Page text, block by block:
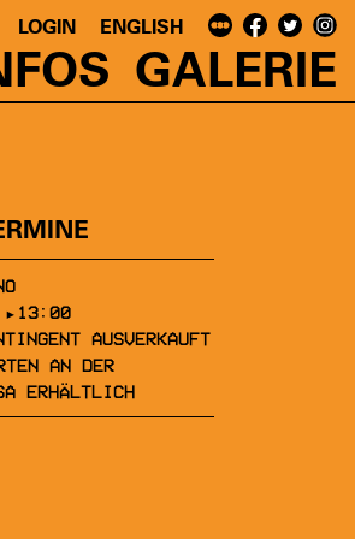
LOGIN ENGLISH
GALERIE
AUSVERKAUFT
AN DER
ERHÄLTLICH